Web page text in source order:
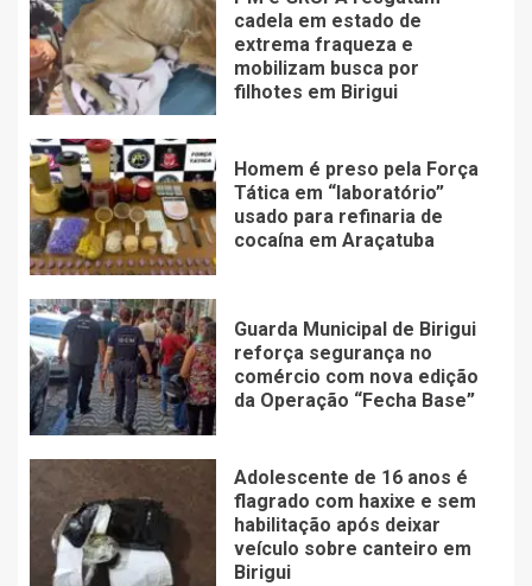
cadela em estado de
extrema fraqueza e
mobilizam busca por
filhotes em Birigui
Homem é preso pela Força
Tática em “laboratório”
usado para refinaria de
cocaína em Araçatuba
Guarda Municipal de Birigui
reforça segurança no
comércio com nova edição
da Operação “Fecha Base”
Adolescente de 16 anos é
flagrado com haxixe e sem
habilitação após deixar
veículo sobre canteiro em
Birigui